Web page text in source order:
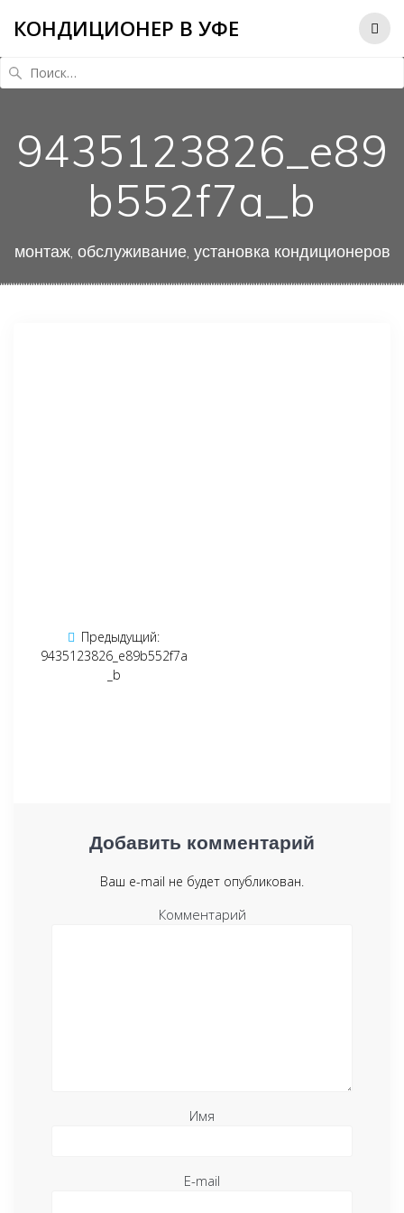
КОНДИЦИОНЕР В УФЕ
9435123826_e89
b552f7a_b
монтаж, обслуживание, установка кондиционеров
Навигация
по
Предыдущий:
запись:
9435123826_e89b552f7a
_b
Добавить комментарий
Ваш e-mail не будет опубликован.
Комментарий
Имя
E-mail